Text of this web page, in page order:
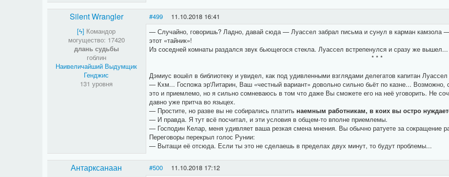
Silent Wrangler #499 11.10.2018 16:41
[​ϟ] Командор
могущество: 17420
длань судьбы
гоблин
Наивеличайший Выдумщик
Генджис
131 уровня
— Случайно, говоришь? Ладно, давай сюда — Луассел забрал письма и сунул в карман камзола
этот «тайник»!
Из соседней комнаты раздался звук бьющегося стекла. Луассел встрепенулся и сразу же вышел...
* * *
Дэмиус вошёл в библиотеку и увидел, как под удивленными взглядами делегатов капитан
— Кхм... Госпожа эр'Литарин, Ваш «честный вариант» довольно сильно бьёт по казне...
это и приемлемо, но я сильно сомневаюсь в том что даже Вы сможете его на неё уговорить. Не
давно уже притча во языцех.
— Простите, но разве вы не собирались платить наемным работникам, в коих вы остро
— И правда. Я тут всё посчитал, и эти условия в общем-то вполне приемлемы.
— Господин Келар, меня удивляет ваша резкая смена мнения. Вы обычно ратуете за сокращение
Переговоры перекрыл голос Рунии:
— Вытащи её отсюда. Если ты это не сделаешь в пределах двух минут, то будут проблемы...
Антарксанаан #500 11.10.2018 17:12